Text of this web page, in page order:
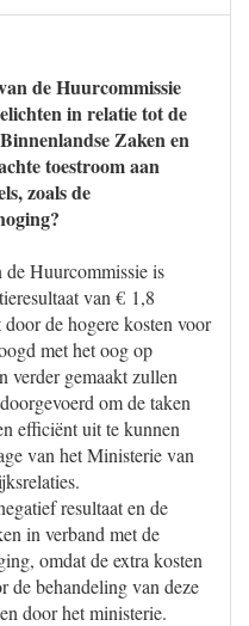
de Huurcommissie
in relatie tot de
Zaken en
toestroom aan
zoals de
de Huurcommissie is
van € 1,8
de hogere kosten voor
met het oog op
verder gemaakt zullen
om de taken
efficiënt uit te kunnen
van het Ministerie van
resultaat en de
in verband met de
omdat de extra kosten
de behandeling van deze
door het ministerie.